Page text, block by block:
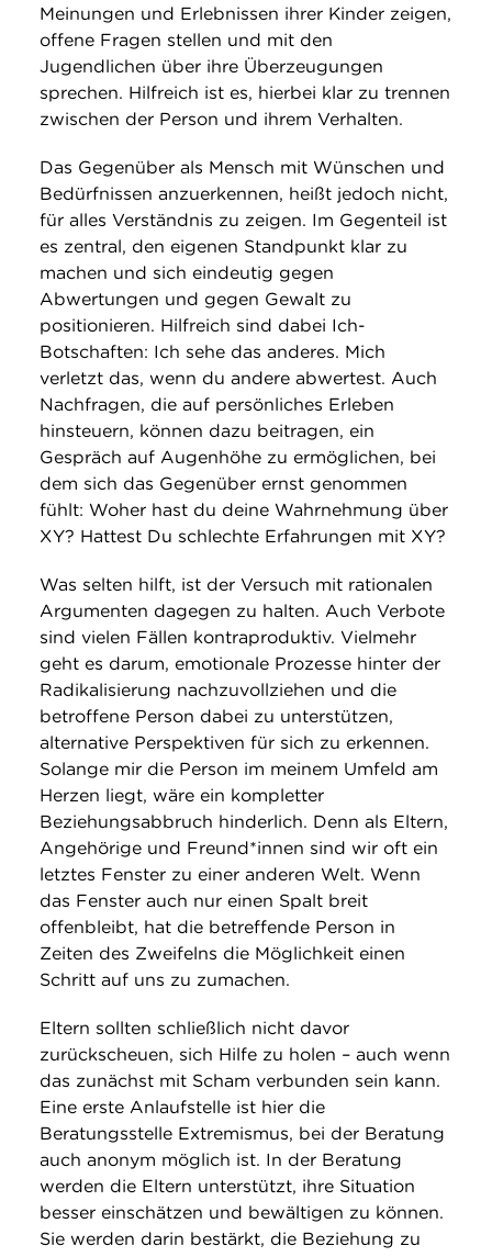
Meinungen und Erlebnissen ihrer Kinder zeigen,
offene Fragen stellen und mit den
Jugendlichen über ihre Überzeugungen
sprechen. Hilfreich ist es, hierbei klar zu trennen
zwischen der Person und ihrem Verhalten.
Das Gegenüber als Mensch mit Wünschen und
Bedürfnissen anzuerkennen, heißt jedoch nicht,
für alles Verständnis zu zeigen. Im Gegenteil ist
es zentral, den eigenen Standpunkt klar zu
machen und sich eindeutig gegen
Abwertungen und gegen Gewalt zu
positionieren. Hilfreich sind dabei Ich-
Botschaften: Ich sehe das anderes. Mich
verletzt das, wenn du andere abwertest. Auch
Nachfragen, die auf persönliches Erleben
hinsteuern, können dazu beitragen, ein
Gespräch auf Augenhöhe zu ermöglichen, bei
dem sich das Gegenüber ernst genommen
fühlt: Woher hast du deine Wahrnehmung über
XY? Hattest Du schlechte Erfahrungen mit XY?
Was selten hilft, ist der Versuch mit rationalen
Argumenten dagegen zu halten. Auch Verbote
sind vielen Fällen kontraproduktiv. Vielmehr
geht es darum, emotionale Prozesse hinter der
Radikalisierung nachzuvollziehen und die
betroffene Person dabei zu unterstützen,
alternative Perspektiven für sich zu erkennen.
Solange mir die Person im meinem Umfeld am
Herzen liegt, wäre ein kompletter
Beziehungsabbruch hinderlich. Denn als Eltern,
Angehörige und Freund*innen sind wir oft ein
letztes Fenster zu einer anderen Welt. Wenn
das Fenster auch nur einen Spalt breit
offenbleibt, hat die betreffende Person in
Zeiten des Zweifelns die Möglichkeit einen
Schritt auf uns zu zumachen.
Eltern sollten schließlich nicht davor
zurückscheuen, sich Hilfe zu holen – auch wenn
das zunächst mit Scham verbunden sein kann.
Eine erste Anlaufstelle ist hier die
Beratungsstelle Extremismus, bei der Beratung
auch anonym möglich ist. In der Beratung
werden die Eltern unterstützt, ihre Situation
besser einschätzen und bewältigen zu können.
Sie werden darin bestärkt, die Beziehung zu